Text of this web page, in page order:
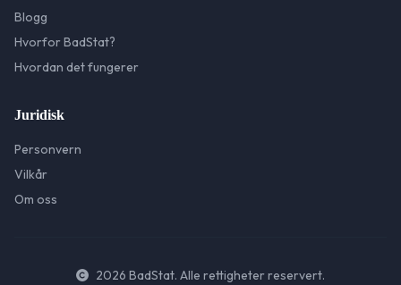
Blogg
Hvorfor BadStat?
Hvordan det fungerer
Juridisk
Personvern
Vilkår
Om oss
2026 BadStat. Alle rettigheter reservert.